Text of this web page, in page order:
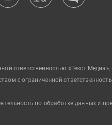
ответственностью «Текст
с ограниченной
по обработке данных и